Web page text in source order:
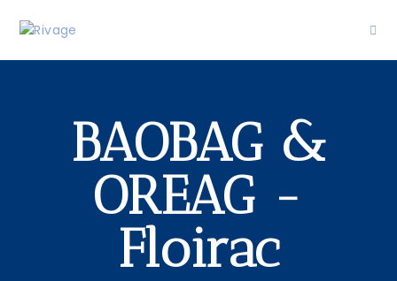
BAOBAG &
OREAG -
Floirac